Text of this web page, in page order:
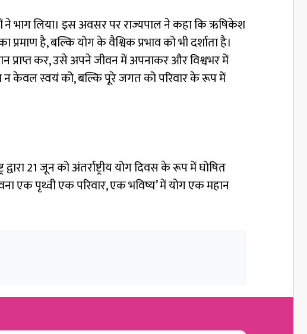
ने भाग लिया। इस अवसर पर राज्यपाल ने कहा कि ऋषिकेश
है, बल्कि योग के वैश्विक प्रभाव को भी दर्शाता है।
प्राप्त कर, उसे अपने जीवन में अपनाकर और विश्वभर में
न केवल स्वयं को, बल्कि पूरे जगत को परिवार के रूप में
21 जून को अंतर्राष्ट्रीय योग दिवस के रूप में घोषित
एक पृथ्वी एक परिवार, एक भविष्य’ में योग एक महान